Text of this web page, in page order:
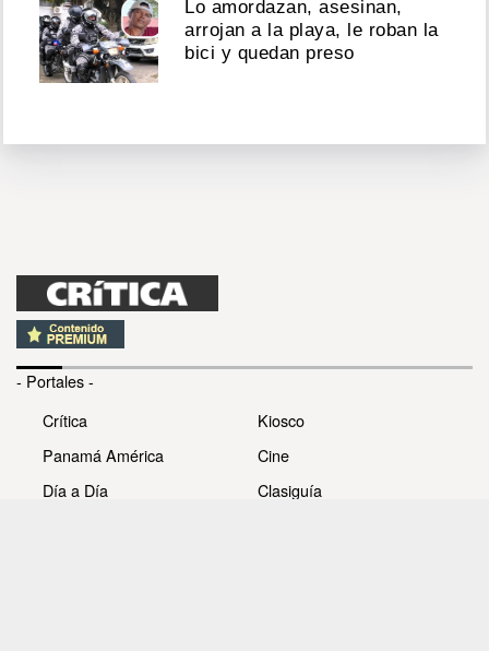
Lo amordazan, asesinan,
arrojan a la playa, le roban la
bici y quedan preso
- Portales -
Crítica
Panamá América
Día a Día
Kiosco
Cine
Clasiguía